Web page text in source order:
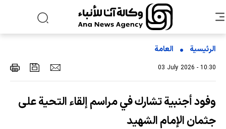
الرئيسية العامة
03 July 2026 - 10:30
وفود أجنبية تشارك في مراسم إلقاء التحية على
جثمان الإمام الشهيد